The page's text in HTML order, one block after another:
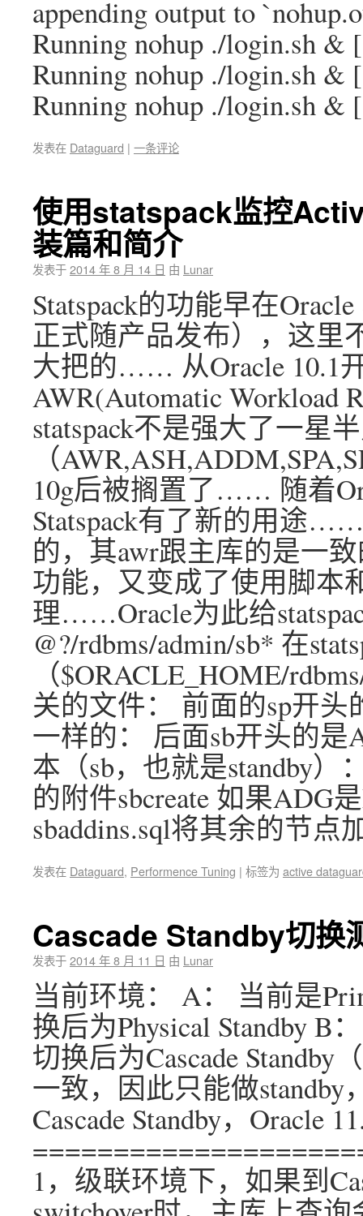
appending output to
Running nohup ./login.sh &
Running nohup ./login.sh &
Running nohup ./login.sh
发表在 Dataguard | 一条评论
使用statspack监控
装篇和简介
发表于2014 年 8 月 14 日 由 Lunar
Statspack的功能早在
正式随产品发布），这里
大把的…… 从Oracle 10.1
AWR(Automatic Workload
statspack不是强大了一星
（
10g后被搁置了…… 随着
Statspack有了新的用途
的，其awr跟主库的是一
功能，又变成了使用脚本
理……Oracle为此给
@?/rdbms/admin/sb* 在
（$ORACLE_HOME/
关的文件： 前面的sp开
一样的： 后面sb开头的
本（sb，也就是standby
的附件sbcreate 如果ADG
sbaddins.sql将其余的节点
发表在 Dataguard, Performence Tuning | 标签为 active
Cascade Standby切换
发表于2014 年 8 月 11 日 由 Lunar
当前环境： A： 当前是
换后为Physical Standby B
切换后为Cascade
一致，因此只能做standby
Cascade Standby，Oracle
1，级联环境下，如果到